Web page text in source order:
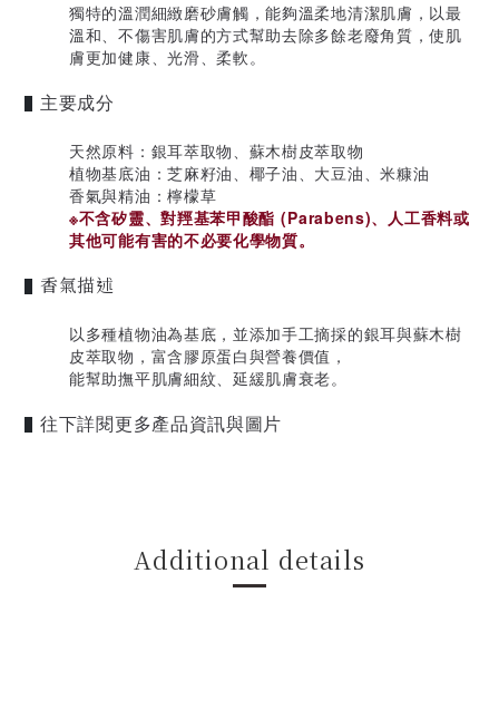
獨特的溫潤細緻磨砂膚觸，能夠溫柔地清潔肌膚，以最
溫和、不傷害肌膚的方式幫助去除多餘老廢角質，使肌
膚更加健康、光滑、柔軟。
▌ 主要成分
天然原料：銀耳萃取物、蘇木樹皮萃取物
植物基底油：芝麻籽油、椰子油、大豆油、米糠油
香氣與精油：檸檬草
※不含矽靈、對羥基苯甲酸酯 (Parabens)、人工香料或
其他可能有害的不必要化學物質。
▌ 香氣描述
以多種植物油為基底，並添加手工摘採的銀耳與蘇木樹
皮萃取物，富含膠原蛋白與營養價值，
能幫助撫平肌膚細紋、延緩肌膚衰老。
▌ 往下詳閱更多產品資訊與圖片
Additional details